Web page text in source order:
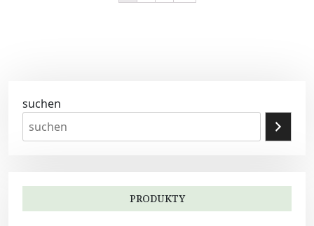
suchen
PRODUKTY